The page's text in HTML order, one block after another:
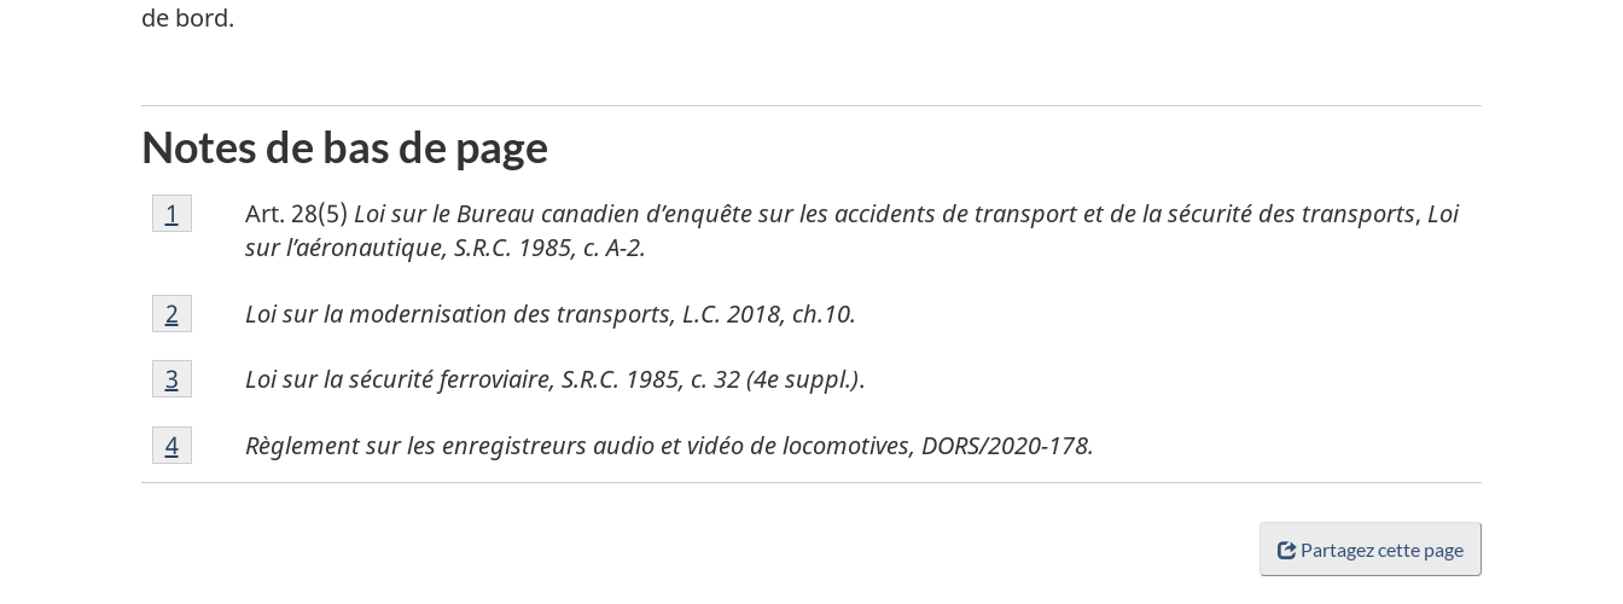
de bord.
Notes de bas de page
1 Art. 28(5) Loi sur le Bureau canadien d’enquête sur les accidents de transport et de la sécurité des transports, Loi
sur l’aéronautique, S.R.C. 1985, c. A-2.
Return to footnote
1 referrer
2 Loi sur la modernisation des transports, L.C. 2018, ch.10.
Return to footnote
2 referrer
3
Loi sur la sécurité ferroviaire, S.R.C. 1985, c. 32 (4e suppl.).
Return to footnote
3 referrer
4
Règlement sur les enregistreurs audio et vidéo de locomotives, DORS/2020-178.
Return to footnote
4referrer
Partagez cette page